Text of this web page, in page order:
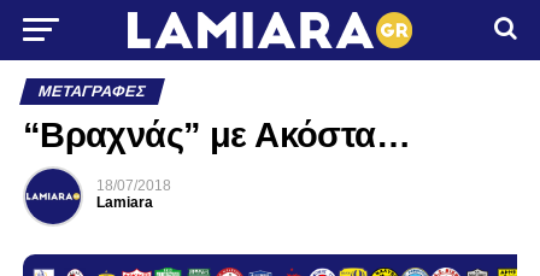
ΜΕΤΑΓΡΑΦΈΣ
“Βραχνάς” με Ακόστα…
18/07/2018
Lamiara